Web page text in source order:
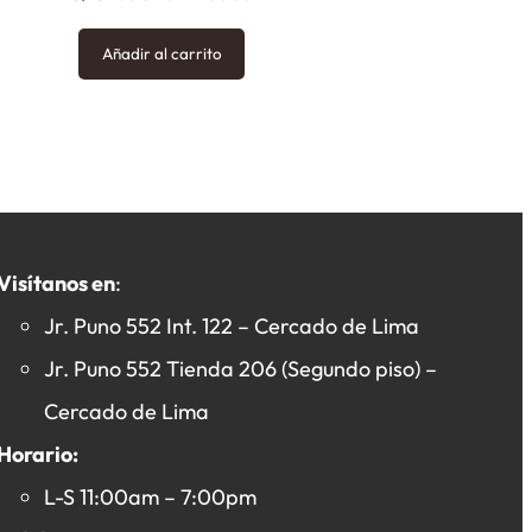
Añadir al carrito
en:
Jr. Puno 552 Int. 122 – Cercado de Lima
Jr. Puno 552 Tienda 206 (Segundo piso) –
Cercado de Lima
L-S 11:00am – 7:00pm